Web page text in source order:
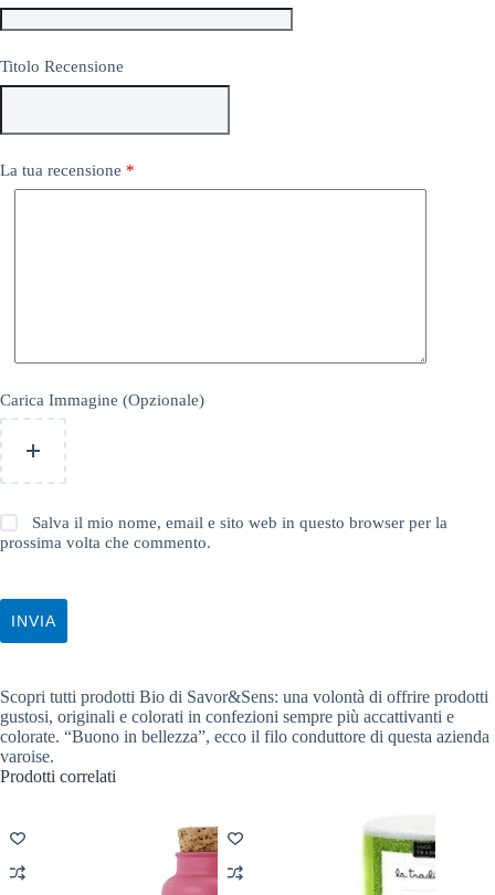
Titolo Recensione
La tua recensione *
Carica Immagine (Opzionale)
Salva il mio nome, email e sito web in questo browser per la
prossima volta che commento.
INVIA
Scopri tutti prodotti Bio di Savor&Sens: una volontà di offrire prodotti
gustosi, originali e colorati in confezioni sempre più accattivanti e
colorate. “Buono in bellezza”, ecco il filo conduttore di questa azienda
varoise.
Prodotti correlati